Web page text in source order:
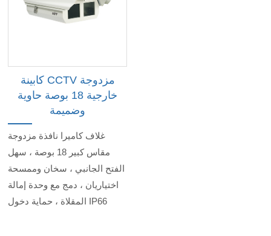
كابينة CCTV مزدوجة
خارجية 18 بوصة حاوية
وضميمة
غلاف كاميرا نافذة مزدوجة
مقاس كبير 18 بوصة ، سهل
الفتح الجانبي ، سخان وممسحة
اختياريان ، دمج مع وحدة إمالة
المقلاة ، حماية دخول IP66